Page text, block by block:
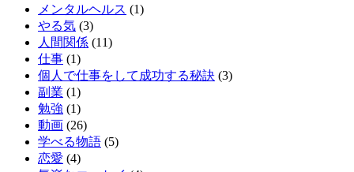
メンタルヘルス (1)
やる気 (3)
人間関係 (11)
仕事 (1)
個人で仕事をして成功する秘訣 (3)
副業 (1)
勉強 (1)
動画 (26)
学べる物語 (5)
恋愛 (4)